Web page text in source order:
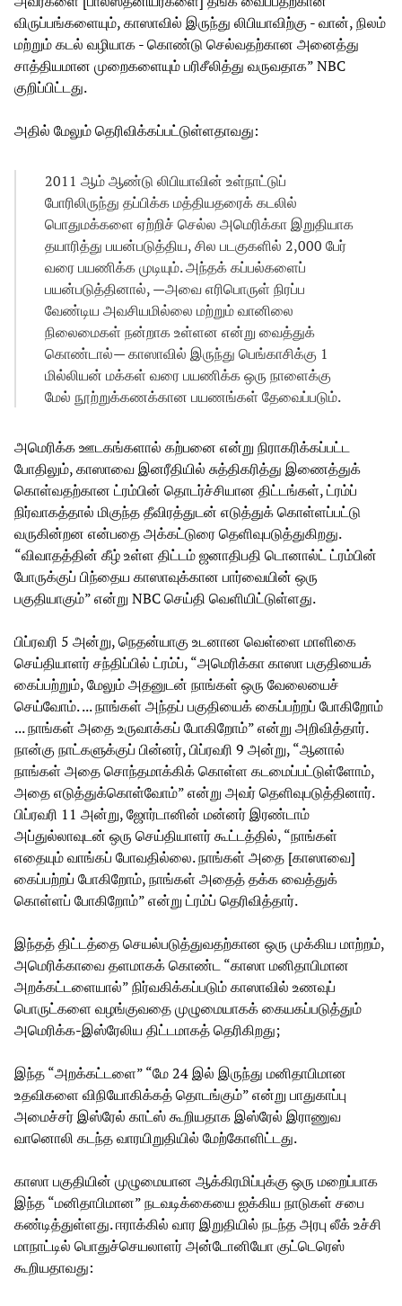
விருப்பங்களையும், காஸாவில் இருந்து லிபியாவிற்கு - வான், நிலம்
மற்றும் கடல் வழியாக - கொண்டு செல்வதற்கான அனைத்து
சாத்தியமான முறைகளையும் பரிசீலித்து வருவதாக” NBC
குறிப்பிட்டது.
அதில் மேலும் தெரிவிக்கப்பட்டுள்ளதாவது:
2011 ஆம் ஆண்டு லிபியாவின் உள்நாட்டுப்
போரிலிருந்து தப்பிக்க மத்தியதரைக் கடலில்
பொதுமக்களை ஏற்றிச் செல்ல அமெரிக்கா இறுதியாக
தயாரித்து பயன்படுத்திய, சில படகுகளில் 2,000 பேர்
வரை பயணிக்க முடியும். அந்தக் கப்பல்களைப்
பயன்படுத்தினால், —அவை எரிபொருள் நிரப்ப
வேண்டிய அவசியமில்லை மற்றும் வானிலை
நிலைமைகள் நன்றாக உள்ளன என்று வைத்துக்
கொண்டால்— காஸாவில் இருந்து பெங்காசிக்கு 1
மில்லியன் மக்கள் வரை பயணிக்க ஒரு நாளைக்கு
மேல் நூற்றுக்கணக்கான பயணங்கள் தேவைப்படும்.
அமெரிக்க ஊடகங்களால் கற்பனை என்று நிராகரிக்கப்பட்ட
போதிலும், காஸாவை இனரீதியில் சுத்திகரித்து இணைத்துக்
கொள்வதற்கான ட்ரம்பின் தொடர்ச்சியான திட்டங்கள், ட்ரம்ப்
நிர்வாகத்தால் மிகுந்த தீவிரத்துடன் எடுத்துக் கொள்ளப்பட்டு
வருகின்றன என்பதை அக்கட்டுரை தெளிவுபடுத்துகிறது.
“விவாதத்தின் கீழ் உள்ள திட்டம் ஜனாதிபதி டொனால்ட் ட்ரம்பின்
போருக்குப் பிந்தைய காஸாவுக்கான பார்வையின் ஒரு
பகுதியாகும்” என்று NBC செய்தி வெளியிட்டுள்ளது.
பிப்ரவரி 5 அன்று, நெதன்யாகு உடனான வெள்ளை மாளிகை
செய்தியாளர் சந்திப்பில் ட்ரம்ப், “அமெரிக்கா காஸா பகுதியைக்
கைப்பற்றும், மேலும் அதனுடன் நாங்கள் ஒரு வேலையைச்
செய்வோம். ... நாங்கள் அந்தப் பகுதியைக் கைப்பற்றப் போகிறோம்
... நாங்கள் அதை உருவாக்கப் போகிறோம்” என்று அறிவித்தார்.
நான்கு நாட்களுக்குப் பின்னர், பிப்ரவரி 9 அன்று, “ஆனால்
நாங்கள் அதை சொந்தமாக்கிக் கொள்ள கடமைப்பட்டுள்ளோம்,
அதை எடுத்துக்கொள்வோம்” என்று அவர் தெளிவுபடுத்தினார்.
பிப்ரவரி 11 அன்று, ஜோர்டானின் மன்னர் இரண்டாம்
அப்துல்லாவுடன் ஒரு செய்தியாளர் கூட்டத்தில், “நாங்கள்
எதையும் வாங்கப் போவதில்லை. நாங்கள் அதை [காஸாவை]
கைப்பற்றப் போகிறோம், நாங்கள் அதைத் தக்க வைத்துக்
கொள்ளப் போகிறோம்” என்று ட்ரம்ப் தெரிவித்தார்.
இந்தத் திட்டத்தை செயல்படுத்துவதற்கான ஒரு முக்கிய மாற்றம்,
அமெரிக்காவை தளமாகக் கொண்ட “காஸா மனிதாபிமான
அறக்கட்டளையால்” நிர்வகிக்கப்படும் காஸாவில் உணவுப்
பொருட்களை வழங்குவதை முழுமையாகக் கையகப்படுத்தும்
அமெரிக்க-இஸ்ரேலிய திட்டமாகத் தெரிகிறது;
இந்த “அறக்கட்டளை” “மே 24 இல் இருந்து மனிதாபிமான
உதவிகளை விநியோகிக்கத் தொடங்கும்” என்று பாதுகாப்பு
அமைச்சர் இஸ்ரேல் காட்ஸ் கூறியதாக இஸ்ரேல் இராணுவ
வானொலி கடந்த வாரயிறுதியில் மேற்கோளிட்டது.
காஸா பகுதியின் முழுமையான ஆக்கிரமிப்புக்கு ஒரு மறைப்பாக
இந்த “மனிதாபிமான” நடவடிக்கையை ஐக்கிய நாடுகள் சபை
கண்டித்துள்ளது. ஈராக்கில் வார இறுதியில் நடந்த அரபு லீக் உச்சி
மாநாட்டில் பொதுச்செயலாளர் அன்டோனியோ குட்டெரெஸ்
கூறியதாவது: